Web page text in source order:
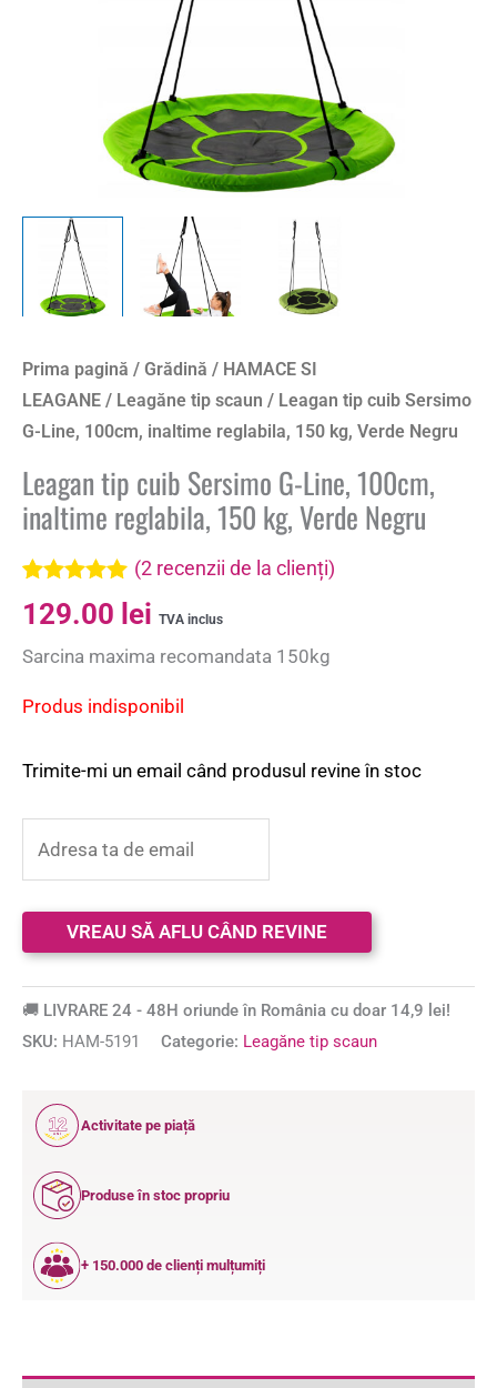
Prima pagină / Grădină / HAMACE SI
LEAGANE / Leagăne tip scaun / Leagan tip cuib Sersimo
G-Line, 100cm, inaltime reglabila, 150 kg, Verde Negru
Leagan tip cuib Sersimo G-Line, 100cm,
inaltime reglabila, 150 kg, Verde Negru
Evaluat la
5.00din 5 pe
2
evaluări de
(2 recenzii de la clienți)
129.00 lei TVA inclus
Sarcina maxima recomandata 150kg
Produs indisponibil
Trimite-mi un email când produsul revine în stoc
🚚 LIVRARE 24 - 48H oriunde în România cu doar 14,9 lei!
SKU: HAM-5191 Categorie: Leagăne tip scaun
12
ANI
Activitate pe piață
Produse în stoc propriu
+ 150.000 de clienți mulțumiți